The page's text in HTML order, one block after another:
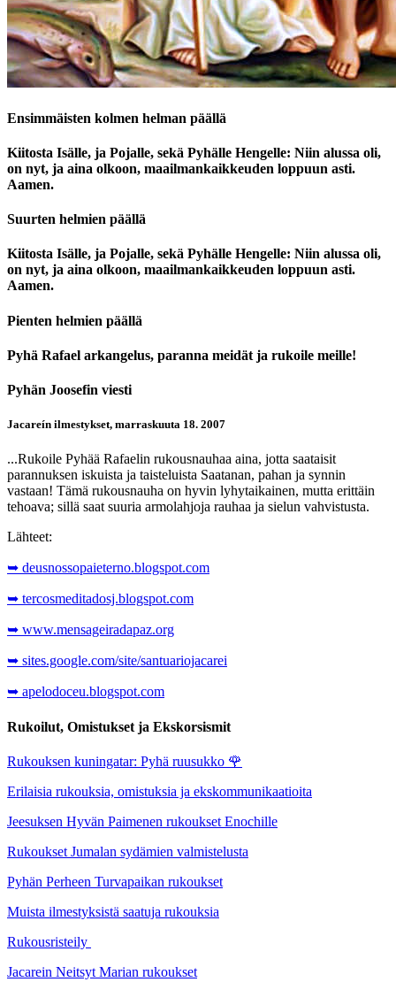
Ensimmäisten kolmen helman päällä
Kiitosta Isälle, ja Pojalle, sekä Pyhälle Hengelle: Niin alussa oli,
on nyt, ja aina olkoon, maailmankaikkeuden loppuun asti.
Aamen.
Suurten helmien päällä
Kiitosta Isälle, ja Pojalle, sekä Pyhälle Hengelle: Niin alussa oli,
on nyt, ja aina olkoon, maailmankaikkeuden loppuun asti.
Aamen.
Pienten helmien päällä
Pyhä Rafael arkangelus, paranna meidät ja rukoile meille!
Pyhän Joosefin viesti
Jacareín ilmestykset, marraskuuta 18. 2007
...Rukoile Pyhää Rafaelin rukousnauhaa aina, jotta saataisit
parannuksen iskuista ja taisteluista Saatanan, pahan ja synnin
vastaan! Tämä rukousnauha on hyvin lyhytaikainen, mutta erittäin
tehoava; sillä saat suuria armolahjoja rauhaa ja sielun vahvistusta.
Lähteet:
➥ deusnossopaieterno.blogspot.com
➥ tercosmeditadosj.blogspot.com
➥ www.mensageiradapaz.org
➥ sites.google.com/site/santuariojacarei
➥ apelodoceu.blogspot.com
Rukoilut, Omistukset ja Ekskorsismit
Rukouksen kuningatar: Pyhä ruusukko 🌹
Erilaisia rukouksia, omistuksia ja ekskommunikaatioita
Jeesuksen Hyvän Paimenen rukoukset Enochille
Rukoukset Jumalan sydämien valmistelusta
Pyhän Perheen Turvapaikan rukoukset
Muista ilmestyksistä saatuja rukouksia
Rukousristeily
Jacarein Neitsyt Marian rukoukset